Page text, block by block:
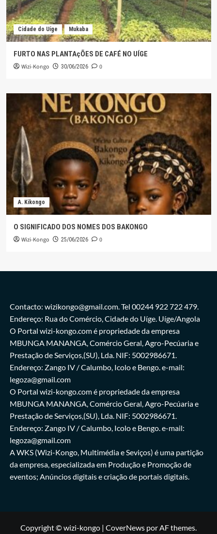
Cidade do Uíge Mukaba
FURTO NAS PLANTAçÕES DE CAFÉ NO UÍGE
Wizi-Kongo 30/06/2026 0
A. Kikongo
O SIGNIFICADO DOS NOMES DOS BAKONGO
Wizi-Kongo 25/06/2026 0
Contacto: wizikongo@gmail.com. Tel 00244 922 722 479.
Endereço: Rua do Comércio, Cidade do Uíge. Uíge/Angola
O Portal wizi-kongo.com é propriedade da empresa
MBUNGA MANANGA, Comércio Geral, Agro-Pecúaria e
Prestação de Serviços,(SU), Lda. NIF: 5002986671.
Endereço: Zango IV / Calumbo, Icolo e Bengo. e-mail:
legoza@gmail.com
O Portal wizi-kongo.com é propriedade da empresa
MBUNGA MANANGA, Comércio Geral, Agro-Pecúaria e
Prestação de Serviços,(SU), Lda. NIF: 5002986671.
Endereço: Zango IV / Calumbo, Icolo e Bengo. e-mail:
legoza@gmail.com
A WKS (Wizi-Kongo, Multimédia e Seviços) é uma partição
da empresa, especializada em Produção e Promoção de
eventos; Anúncios digitais e criação de portais digitais.
Copyright © wizi-kongo | CoverNews por AF themes.